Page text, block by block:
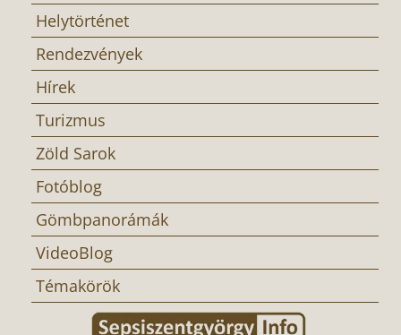
Helytörténet
Rendezvények
Hírek
Turizmus
Zöld Sarok
Fotóblog
Gömbpanorámák
VideoBlog
Témakörök